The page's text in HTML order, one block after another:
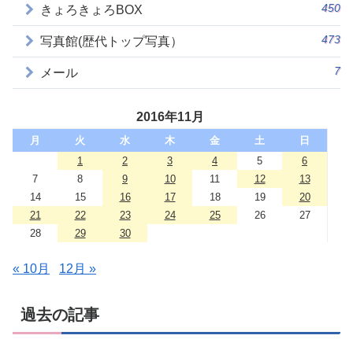
きょろきょろBOX 450
写真館(歴代トップ写真） 473
メール 7
2016年11月
月 火 水 木 金 土
日
1
2 3 4 5
6
7
8 9 10 11 12
13
14
15 16 17 18 19
20
21
22 23 24 25 26
27
28
29 30
« 10月 12月 »
過去の記事